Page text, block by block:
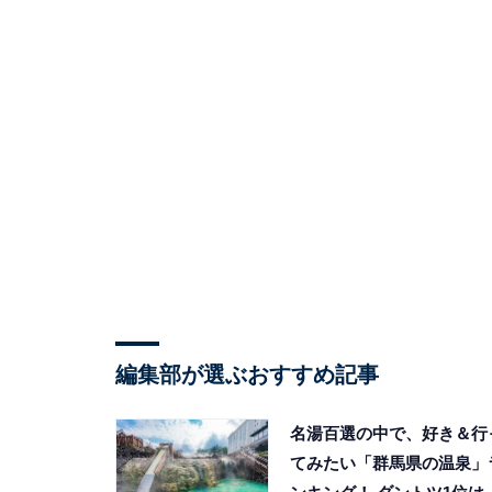
編集部が選ぶおすすめ記事
名湯百選の中で、好き＆行
てみたい「群馬県の温泉」